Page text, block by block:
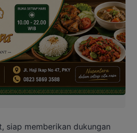
siap memberikan dukungan